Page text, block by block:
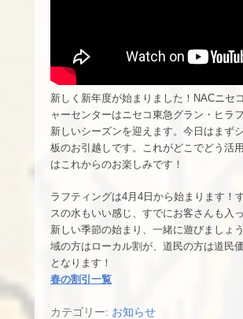
新しく新年度が始まりました！NACニセ
ャーセンターはニセコ東急グラン・ヒラ
新しいシーズンを迎えます。今日はまず
板のお引越しです。これがどこでどう活
はこれからのお楽しみです！
ラフティングは4月4日から始まります！
スの水もいい感じ、すでにお客さんも入
新しい季節の始まり、一緒に遊びましょ
域の方はローカル割が、道民の方は道民
となります！
春の割引一覧
カテゴリー: お知らせ